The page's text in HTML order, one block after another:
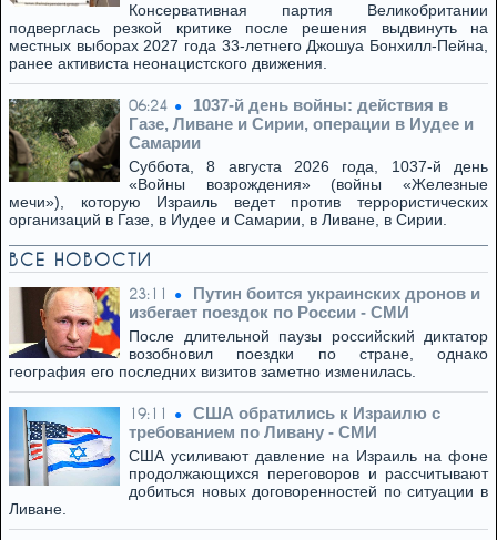
Консервативная партия Великобритании
подверглась резкой критике после решения выдвинуть на
местных выборах 2027 года 33-летнего Джошуа Бонхилл-Пейна,
ранее активиста неонацистского движения.
06:24
1037-й день войны: действия в
Газе, Ливане и Сирии, операции в Иудее и
Самарии
Суббота, 8 августа 2026 года, 1037-й день
«Войны возрождения» (войны «Железные
мечи»), которую Израиль ведет против террористических
организаций в Газе, в Иудее и Самарии, в Ливане, в Сирии.
ВСЕ НОВОСТИ
23:11
Путин боится украинских дронов и
избегает поездок по России - СМИ
После длительной паузы российский диктатор
возобновил поездки по стране, однако
география его последних визитов заметно изменилась.
19:11
США обратились к Израилю с
требованием по Ливану - СМИ
США усиливают давление на Израиль на фоне
продолжающихся переговоров и рассчитывают
добиться новых договоренностей по ситуации в
Ливане.